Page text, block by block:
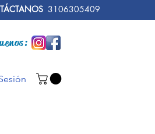
3106305409